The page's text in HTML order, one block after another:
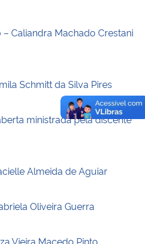
Caliandra Machado Crestani
Schmitt da Silva Pires
ministrada pela discente
Almeida de Aguiar
Oliveira Guerra
Vieira Macedo Pinto